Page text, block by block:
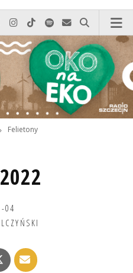
po prostu do nas zadzwoń
nas na Facebook-u
Odwiedź nas na X
Odwiedź nas na Instagram-ie
Odwiedź nas na TikTok-u
Szukaj nas na Spotify
Wyślij do nas
Szukaj
Felietony
04